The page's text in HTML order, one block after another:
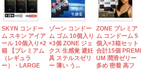
SKYN コンドー
ム スキン アイア
ール 10個入り×2
箱 【プレミアム
（レギュラ
ー）・LARGE
ゾーン コンドー
ム ゴム 10個入り
×3個 ZONE ジェ
クス 生感覚 避妊
具 ステルスゼリ
ー 薄い う...
ZONE プレミア
ム コンドーム 5
個入×3箱セット
合計15個 PREMI
UM 潤滑ゼリー
多め 密着 高フ